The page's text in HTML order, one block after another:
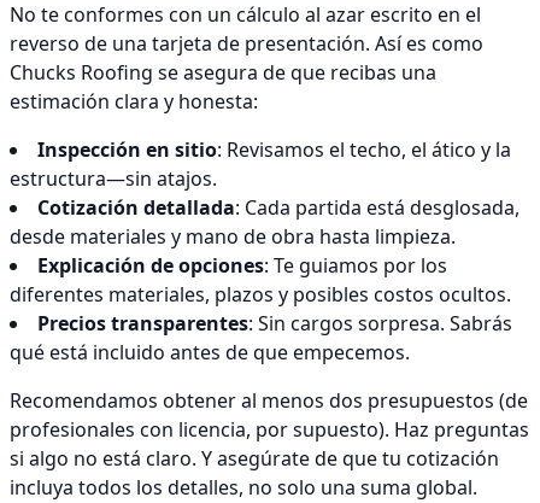
No te conformes con un cálculo al azar escrito en el
reverso de una tarjeta de presentación. Así es como
Chucks Roofing se asegura de que recibas una
estimación clara y honesta:
Inspección en sitio: Revisamos el techo, el ático y la
estructura—sin atajos.
Cotización detallada: Cada partida está desglosada,
desde materiales y mano de obra hasta limpieza.
Explicación de opciones: Te guiamos por los
diferentes materiales, plazos y posibles costos ocultos.
Precios transparentes: Sin cargos sorpresa. Sabrás
qué está incluido antes de que empecemos.
Recomendamos obtener al menos dos presupuestos (de
profesionales con licencia, por supuesto). Haz preguntas
si algo no está claro. Y asegúrate de que tu cotización
incluya todos los detalles, no solo una suma global.